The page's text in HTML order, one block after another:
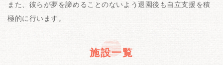
また、彼らが夢を諦めることのないよう退園後も自立支援を積
極的に行います。
施設一覧